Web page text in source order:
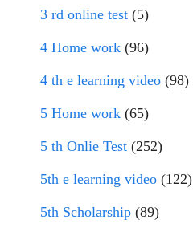
3 rd online test (5)
4 Home work (96)
4 th e learning video (98)
5 Home work (65)
5 th Onlie Test (252)
5th e learning video (122)
5th Scholarship (89)